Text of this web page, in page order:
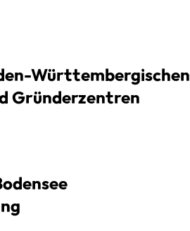
Württembergischen
Gründerzentren